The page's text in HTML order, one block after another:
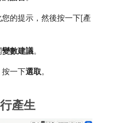
的提示，然後按一下[產
變數建議。
一下​選取。
產生